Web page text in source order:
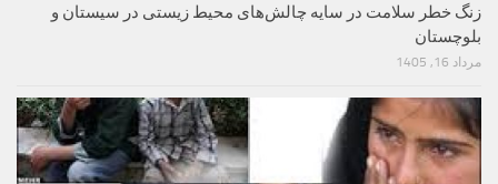
زنگ خطر سلامت در سایه چالش‌های محیط زیستی در سیستان و
بلوچستان
مرداد 16, 1405